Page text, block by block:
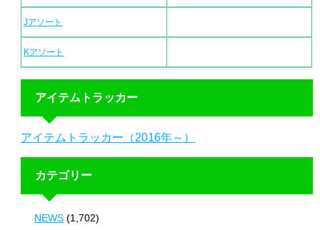
Jアソート
Kアソート
アイテムトラッカー
アイテムトラッカー（2016年～）
カテゴリー
NEWS (1,702)